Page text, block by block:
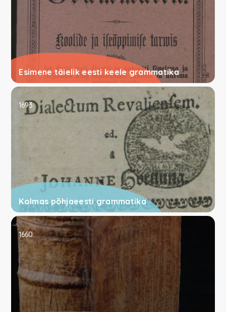
Esimene täielik eesti keele grammatika
Kolmas põhjaeesti grammatika
1693
1660